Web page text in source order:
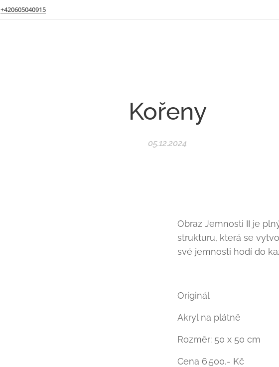
+420605040915
Kořeny
05.12.2024
Obraz Jemnosti II je
strukturu, která se
své jemnosti hodí do
Originál
Akryl na plátně
Rozměr: 50 x 50 cm
Cena 6.500,- Kč